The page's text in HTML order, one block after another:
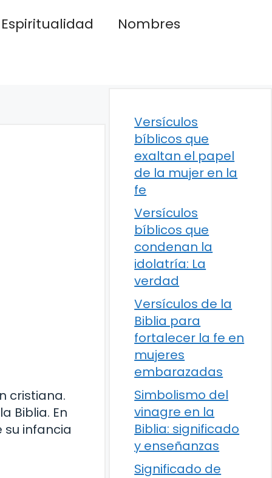
Espiritualidad
Nombres
cristiana.
Biblia. En
infancia
Versículos
bíblicos que
exaltan el papel
de la mujer en la
fe
Versículos
bíblicos que
condenan la
idolatría: La
verdad
Versículos de la
Biblia para
fortalecer la fe en
mujeres
embarazadas
Simbolismo del
vinagre en la
Biblia: significado
y enseñanzas
Significado de